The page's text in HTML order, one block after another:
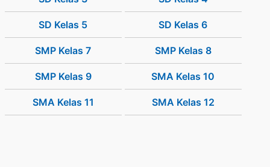
SD Kelas 5 SD Kelas 6
SMP Kelas 7 SMP Kelas 8
SMP Kelas 9 SMA Kelas 10
SMA Kelas 11 SMA Kelas 12